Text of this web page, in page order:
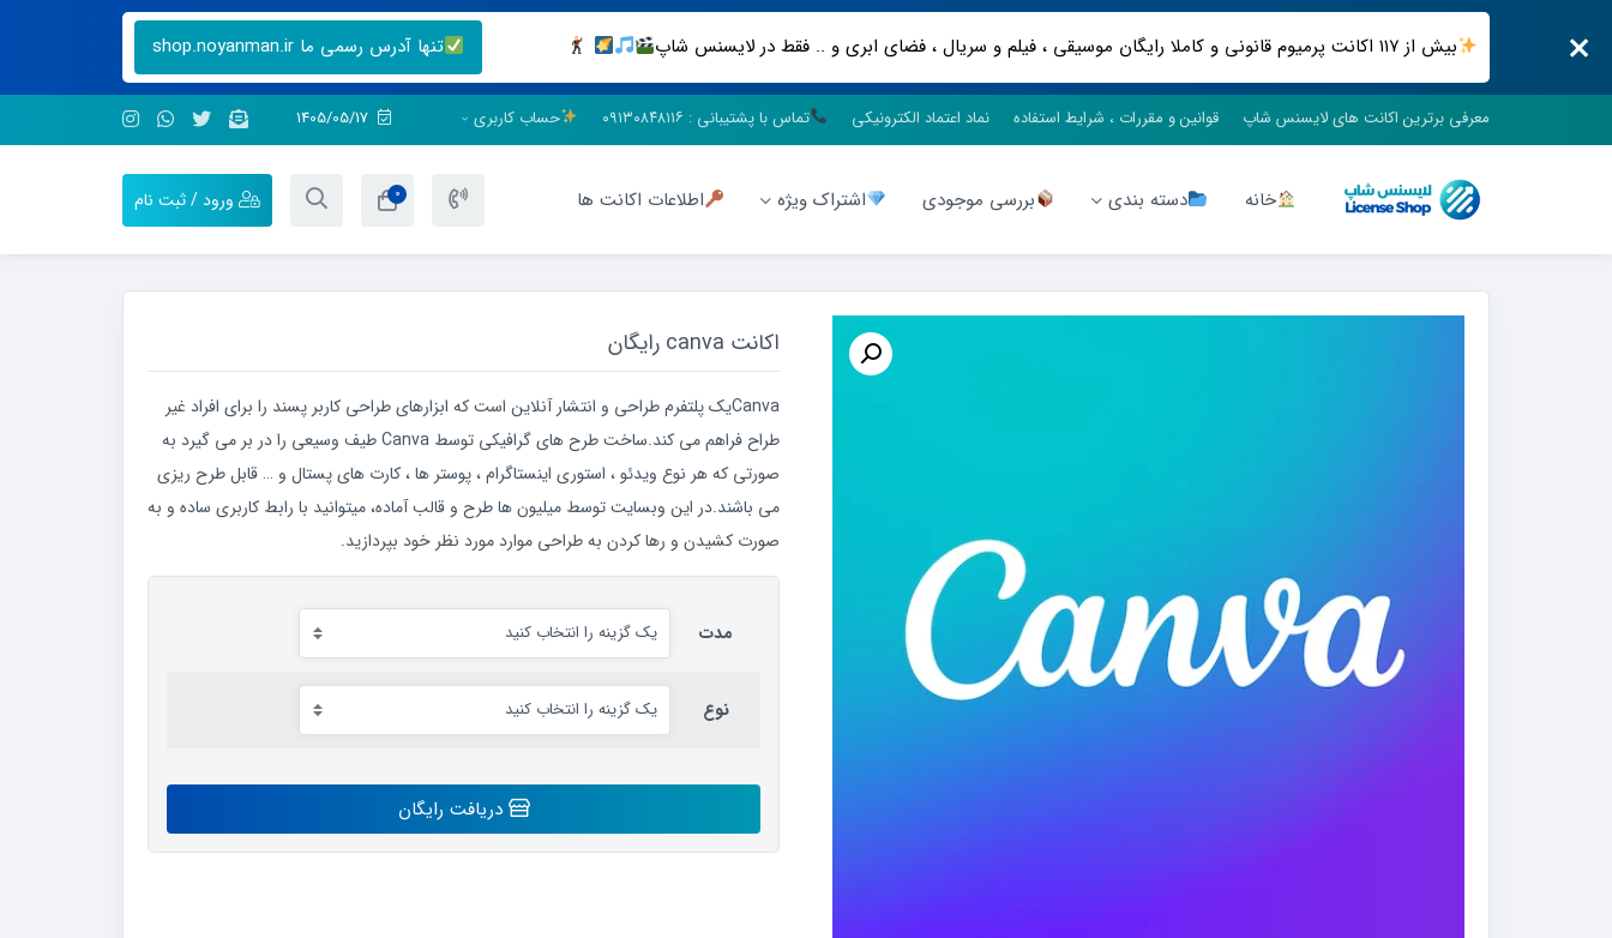
بیش از ۱۱۷ اکانت پرمیوم قانونی و کاملا رایگان موسیقی ، فیلم و سریال ، فضای ابری و .. فقط در لایسنس شاپ تنها آدرس رسمی ما shop.noyanman.ir
معرفی برترین اکانت های لایسنس شاپ قوانین و مقررات ، شرایط استفاده نماد اعتماد الکترونیکی تماس با پشتیبانی : ۰۹۱۳۰۸۴۸۱۱۶ حساب کاربری
خانه دسته بندی بررسی موجودی اشتراک ویژه اطلاعات اکانت ها ورود / ثبت نام 0
اکانت canva رایگان
Canvaیک پلتفرم طراحی و انتشار آنلاین است که ابزارهای طراحی کاربر پسند را برای افراد غیر
طراح فراهم می کند.ساخت طرح های گرافیکی توسط Canva طیف وسیعی را در بر می گیرد به
صورتی که هر نوع ویدئو ، استوری اینستاگرام ، پوستر ها ، کارت های پستال و … قابل طرح ریزی
می باشند.در این وبسایت توسط میلیون ها طرح و قالب آماده، میتوانید با رابط کاربری ساده و به
صورت کشیدن و رها کردن به طراحی موارد مورد نظر خود بپردازید.
مدت
نوع
اکانت
رایگان
دریافت رایگان